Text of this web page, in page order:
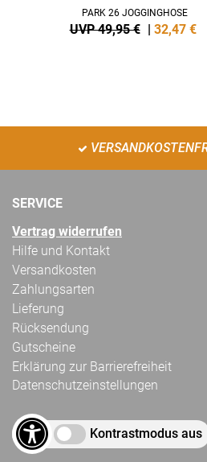
PARK 26 JOGGINGHOSE
UVP 49,95 € | 32,47 €
SERVICE
Vertrag widerrufen
Hilfe und Kontakt
Versandkosten
Zahlungsarten
Lieferung
Rücksendung
Gutscheine
Erklärung zur Barrierefreiheit
Datenschutzeinstellungen
Kontrastmodus aus